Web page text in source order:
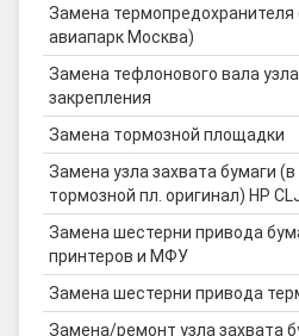
Замена термопредохранителя
авиапарк Москва)
Замена тефлонового вала узла
закрепления
Замена тормозной площадки
Замена узла захвата бумаги (в
тормозной пл. оригинал) HP
Замена шестерни привода
принтеров и МФУ
Замена шестерни привода
Замена/ремонт узла захвата